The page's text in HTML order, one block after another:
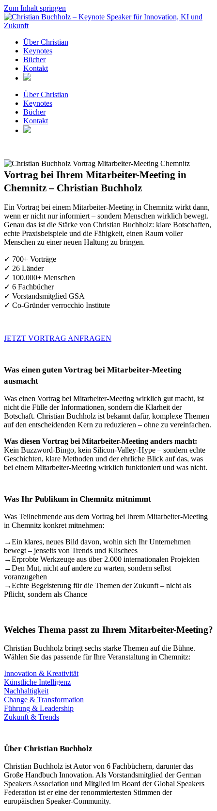
Zum Inhalt springen
Über Christian
Keynotes
Bücher
Kontakt
Über Christian
Keynotes
Bücher
Kontakt
Vortrag bei Ihrem Mitarbeiter-Meeting in
Chemnitz – Christian Buchholz
Ein Vortrag bei einem Mitarbeiter-Meeting in Chemnitz wirkt dann,
wenn er nicht nur informiert – sondern Menschen wirklich bewegt.
Genau das ist die Stärke von Christian Buchholz: klare Botschaften,
echte Praxisbeispiele und die Fähigkeit, einen Raum voller
Menschen zu einer neuen Haltung zu bringen.
✓ 700+ Vorträge
✓ 26 Länder
✓ 100.000+ Menschen
✓ 6 Fachbücher
✓ Vorstandsmitglied GSA
✓ Co-Gründer verrocchio Institute
JETZT VORTRAG ANFRAGEN
Was einen guten Vortrag bei Mitarbeiter-Meeting
ausmacht
Was einen Vortrag bei Mitarbeiter-Meeting wirklich gut macht, ist
nicht die Fülle der Informationen, sondern die Klarheit der
Botschaft. Christian Buchholz ist bekannt dafür, komplexe Themen
auf den entscheidenden Kern zu reduzieren – ohne zu vereinfachen.
Was diesen Vortrag bei Mitarbeiter-Meeting anders macht:
Kein Buzzword-Bingo, kein Silicon-Valley-Hype – sondern echte
Geschichten, klare Methoden und der ehrliche Blick auf das, was
bei einem Mitarbeiter-Meeting wirklich funktioniert und was nicht.
Was Ihr Publikum in Chemnitz mitnimmt
Was Teilnehmende aus dem Vortrag bei Ihrem Mitarbeiter-Meeting
in Chemnitz konkret mitnehmen:
→Ein klares, neues Bild davon, wohin sich Ihr Unternehmen
bewegt – jenseits von Trends und Klischees
→Erprobte Werkzeuge aus über 2.000 internationalen Projekten
→Den Mut, nicht auf andere zu warten, sondern selbst
voranzugehen
→Echte Begeisterung für die Themen der Zukunft – nicht als
Pflicht, sondern als Chance
Welches Thema passt zu Ihrem Mitarbeiter-Meeting?
Christian Buchholz bringt sechs starke Themen auf die Bühne.
Wählen Sie das passende für Ihre Veranstaltung in Chemnitz:
Innovation & Kreativität
Künstliche Intelligenz
Nachhaltigkeit
Change & Transformation
Führung & Leadership
Zukunft & Trends
Über Christian Buchholz
Christian Buchholz ist Autor von 6 Fachbüchern, darunter das
Große Handbuch Innovation. Als Vorstandsmitglied der German
Speakers Association und Mitglied im Board der Global Speakers
Federation ist er eine der renommiertesten Stimmen der
europäischen Speaker-Community.